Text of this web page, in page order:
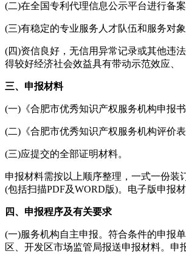
(二)在全国专利代理信息公示平台进行备案
(三)有稳定的专业服务人才队伍和服务对象
(四)资信良好，无信用异常记录或其他违
得较好经济社会效益具有带动示范效应、
三、申报材料
(一)《合肥市优秀知识产权服务机构申报书
(二)《合肥市优秀知识产权服务机构评价表
(三)应提交的全部证明材料。
申报材料需按以上顺序整理，一式一份
(包括扫描PDF及WORD版)。电子版申报
四、申报程序及有关要求
(一)服务机构自主申报。符合条件的申报
区、开发区市场监管局报送申报材料。